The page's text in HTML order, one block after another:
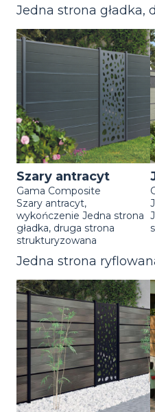
Jedna strona
Szary antracyt
Gama Composite
Szary antracyt,
wykończenie Jedna strona
gładka, druga strona
strukturyzowana
Jedna strona